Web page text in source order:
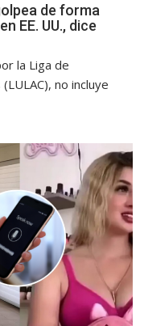
de forma
EE. UU., dice
la Liga de
no incluye